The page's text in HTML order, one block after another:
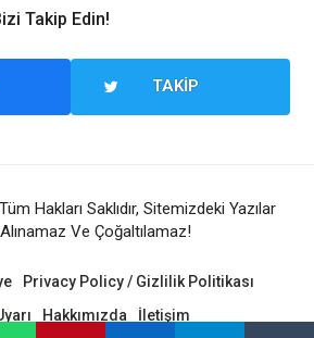
Takip Edin!
TAKIP
Hakları Saklıdır, Sitemizdeki Yazılar
Ve Çoğaltılamaz!
Privacy Policy / Gizlilik Politikası
Hakkımızda İletişim